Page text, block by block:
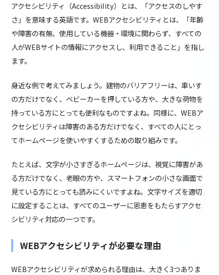
アクセシビリティ（Accessibility）とは、「アクセスのしやす
さ」を意味する英語です。WEBアクセシビリティとは、「年齢
や障害の有無、使用している機器・環境に関わらず、すべての
人がWEBサイトの情報にアクセスし、利用できること」を指し
ます。
身近な例で考えてみましょう。建物のバリアフリーは、車いす
の方だけでなく、ベビーカーを押している方や、大きな荷物を
持っている方にとっても便利なものですよね。同様に、WEBア
クセシビリティは障害のある方だけでなく、すべての人にとっ
てホームページを使いやすくするための取り組みです。
たとえば、文字が小さすぎるホームページは、視覚に障害があ
る方だけでなく、老眼の方や、スマートフォンの小さな画面で
見ている方にとっても読みにくいですよね。文字サイズを適切
に設定することは、すべてのユーザーに恩恵をもたらすアクセ
シビリティ対応の一つです。
WEBアクセシビリティが必要な理由
WEBアクセシビリティが求められる理由は、大きく3つありま